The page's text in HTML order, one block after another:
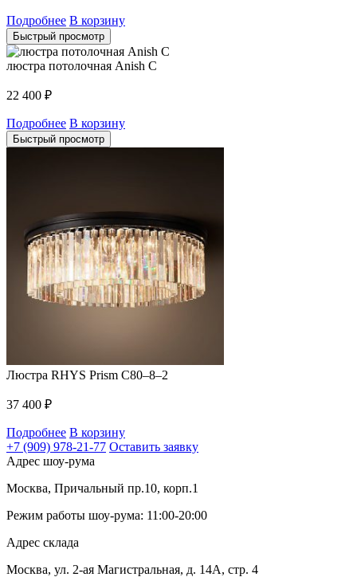
Подробнее В корзину
Быстрый просмотр
люстра потолочная Anish С
22 400 ₽
Подробнее В корзину
Быстрый просмотр
Люстра RHYS Prism C80–8–2
37 400 ₽
Подробнее В корзину
+7 (909) 978-21-77 Оставить заявку
Адрес шоу-рума
Москва, Причальный пр.10, корп.1
Режим работы шоу-рума: 11:00-20:00
Адрес склада
Москва, ул. 2-ая Магистральная, д. 14А, стр. 4